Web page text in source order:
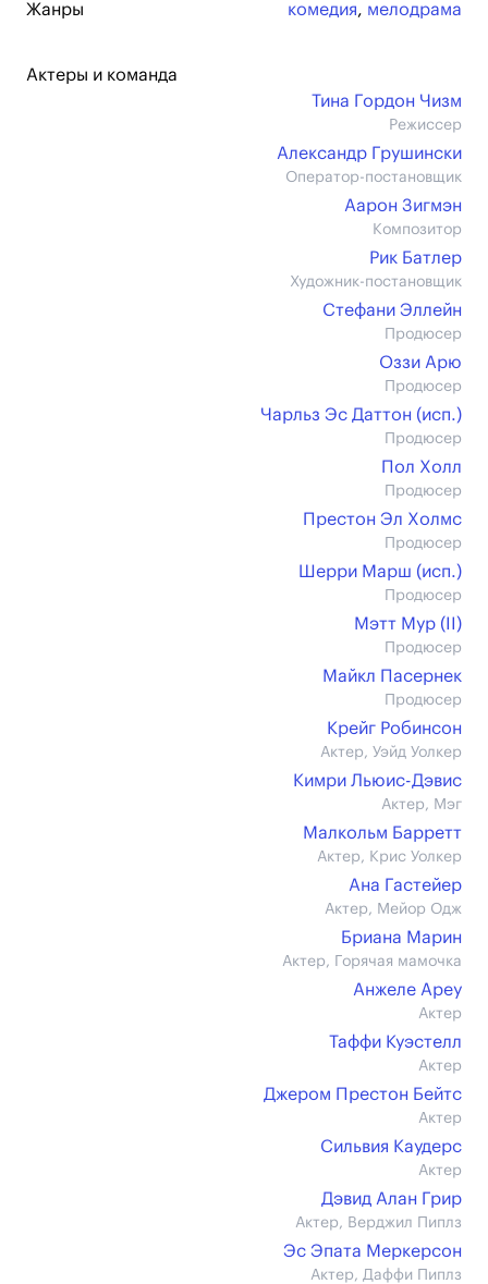
Жанры комедия, мелодрама
Актеры и команда
Тина Гордон Чизм
Режиссер
Александр Грушински
Оператор-постановщик
Аарон Зигмэн
Композитор
Рик Батлер
Художник-постановщик
Стефани Эллейн
Продюсер
Оззи Арю
Продюсер
Чарльз Эс Даттон (иcп.)
Продюсер
Пол Холл
Продюсер
Престон Эл Холмс
Продюсер
Шерри Марш (иcп.)
Продюсер
Мэтт Мур (II)
Продюсер
Майкл Пасернек
Продюсер
Крейг Робинсон
Актер, Уэйд Уолкер
Кимри Льюис-Дэвис
Актер, Мэг
Малкольм Барретт
Актер, Крис Уолкер
Ана Гастейер
Актер, Мейор Одж
Бриана Марин
Актер, Горячая мамочка
Анжеле Ареу
Актер
Таффи Куэстелл
Актер
Джером Престон Бейтс
Актер
Сильвия Каудерс
Актер
Дэвид Алан Грир
Актер, Верджил Пиплз
Эс Эпата Меркерсон
Актер, Даффи Пиплз